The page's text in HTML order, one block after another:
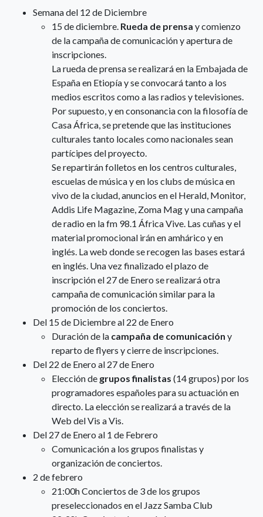
Semana del 12 de Diciembre
15 de diciembre. Rueda de prensa y comienzo
de la campaña de comunicación y apertura de
inscripciones.
La rueda de prensa se realizará en la Embajada de
España en Etiopía y se convocará tanto a los
medios escritos como a las radios y televisiones.
Por supuesto, y en consonancia con la filosofía de
Casa África, se pretende que las instituciones
culturales tanto locales como nacionales sean
partícipes del proyecto.
Se repartirán folletos en los centros culturales,
escuelas de música y en los clubs de música en
vivo de la ciudad, anuncios en el Herald, Monitor,
Addis Life Magazine, Zoma Mag y una campaña
de radio en la fm 98.1 África Vive. Las cuñas y el
material promocional irán en amhárico y en
inglés. La web donde se recogen las bases estará
en inglés. Una vez finalizado el plazo de
inscripción el 27 de Enero se realizará otra
campaña de comunicación similar para la
promoción de los conciertos.
Del 15 de Diciembre al 22 de Enero
Duración de la campaña de comunicación y
reparto de flyers y cierre de inscripciones.
Del 22 de Enero al 27 de Enero
Elección de grupos finalistas (14 grupos) por los
programadores españoles para su actuación en
directo. La elección se realizará a través de la
Web del Vis a Vis.
Del 27 de Enero al 1 de Febrero
Comunicación a los grupos finalistas y
organización de conciertos.
2 de febrero
21:00h Conciertos de 3 de los grupos
preseleccionados en el Jazz Samba Club